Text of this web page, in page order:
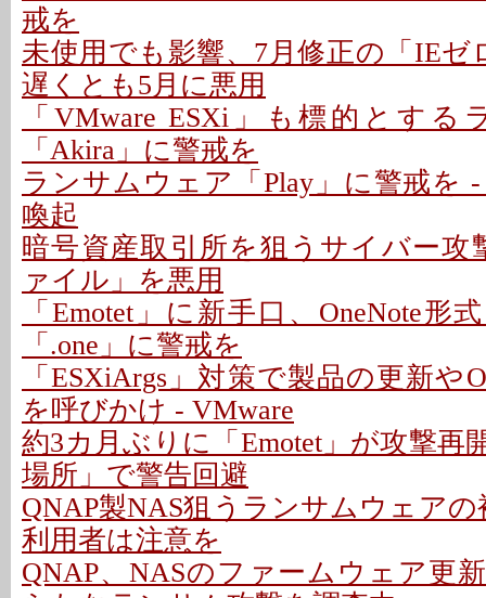
戒を
未使用でも影響、7月修正の「IEゼ
遅くとも5月に悪用
「VMware ESXi」も標的とす
「Akira」に警戒を
ランサムウェア「Play」に警戒を
喚起
暗号資産取引所を狙うサイバー攻
ァイル」を悪用
「Emotet」に新手口、OneNote形
「.one」に警戒を
「ESXiArgs」対策で製品の更新や
を呼びかけ - VMware
約3カ月ぶりに「Emotet」が攻撃再
場所」で警告回避
QNAP製NAS狙うランサムウェア
利用者は注意を
QNAP、NASのファームウェア更